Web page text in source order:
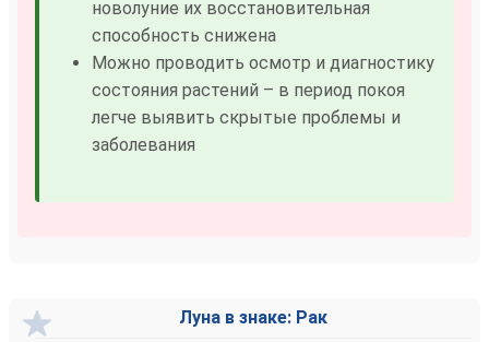
новолуние их восстановительная
способность снижена
Можно проводить осмотр и диагностику
состояния растений – в период покоя
легче выявить скрытые проблемы и
заболевания
Луна в знаке: Рак